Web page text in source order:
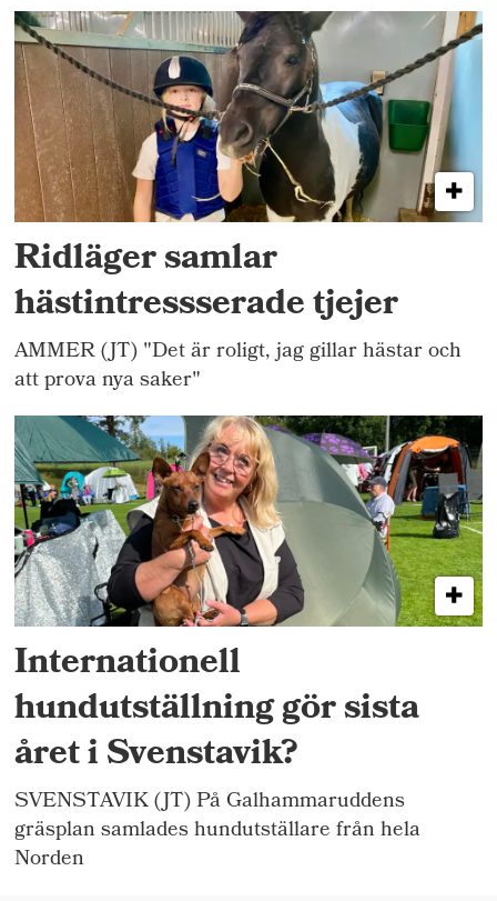
Ridläger samlar
hästintressserade tjejer
AMMER (JT) "Det är roligt, jag gillar hästar och
att prova nya saker"
Internationell
hundutställning gör sista
året i Svenstavik?
SVENSTAVIK (JT) På Galhammaruddens
gräsplan samlades hundutställare från hela
Norden